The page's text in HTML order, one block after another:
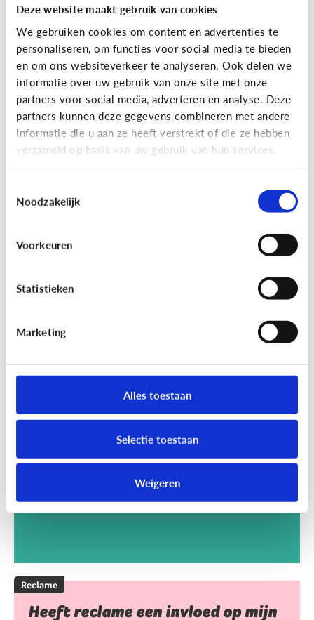
Deze website maakt gebruik van cookies
We gebruiken cookies om content en advertenties te
personaliseren, om functies voor social media te bieden
en om ons websiteverkeer te analyseren. Ook delen we
informatie over uw gebruik van onze site met onze
partners voor social media, adverteren en analyse. Deze
partners kunnen deze gegevens combineren met andere
informatie die u aan ze heeft verstrekt of die ze hebben
verzameld op basis van uw gebruik van hun services.
Noodzakelijk
Voorkeuren
Statistieken
Marketing
Alles toestaan
Selectie toestaan
Weigeren
Reclame
[Game] Game jezelf reclamewijs
reclamegames speelt?
Reclame
Heeft reclame een invloed op mijn